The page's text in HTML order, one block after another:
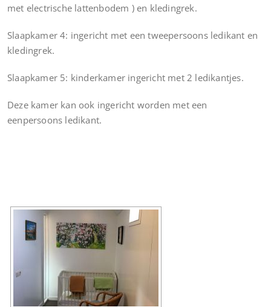
met electrische lattenbodem ) en kledingrek.
Slaapkamer 4: ingericht met een tweepersoons ledikant en
kledingrek.
Slaapkamer 5: kinderkamer ingericht met 2 ledikantjes.
Deze kamer kan ook ingericht worden met een
eenpersoons ledikant.